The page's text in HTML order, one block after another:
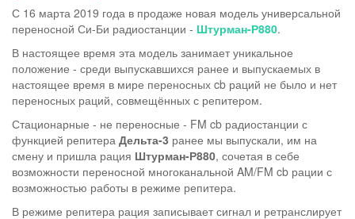
С 16 марта 2019 года в продаже новая модель универсальной
переносной Си-Би радиостанции - Штурман-Р880.
В настоящее время эта модель занимает уникальное
положение - среди выпускавшихся ранее и выпускаемых в
настоящее время в мире переносных cb раций не было и нет
переносных раций, совмещённых с репитером.
Стационарные - не переносные - FM cb радиостанции с
функцией репитера Дельта-3 ранее мы выпускали, им на
смену и пришла рация Штурман-Р880, сочетая в себе
возможности переносной многоканальной AM/FM cb рации с
возможностью работы в режиме репитера.
В режиме репитера рация записывает сигнал и ретранслирует